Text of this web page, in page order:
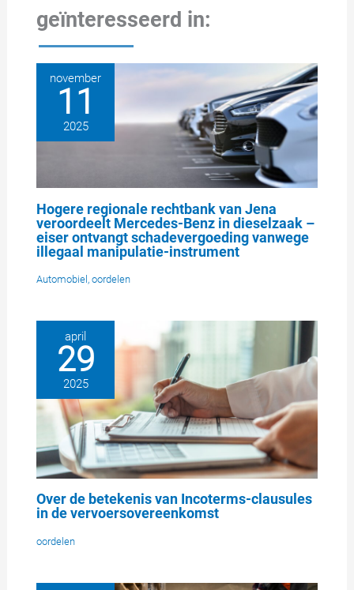
geïnteresseerd in:
november
11
2025
Hogere regionale rechtbank van Jena
veroordeelt Mercedes-Benz in dieselzaak –
eiser ontvangt schadevergoeding vanwege
illegaal manipulatie-instrument
Automobiel ,oordelen
april
29
2025
Over de betekenis van Incoterms-clausules
in de vervoersovereenkomst
oordelen